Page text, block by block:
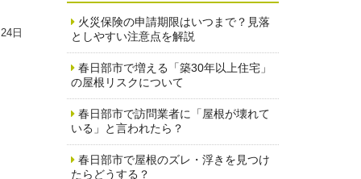
日
火災保険の申請期限はいつまで？見落
としやすい注意点を解説
春日部市で増える「築30年以上住宅」
の屋根リスクについて
春日部市で訪問業者に「屋根が壊れて
いる」と言われたら？
春日部市で屋根のズレ・浮きを見つけ
たらどうする？